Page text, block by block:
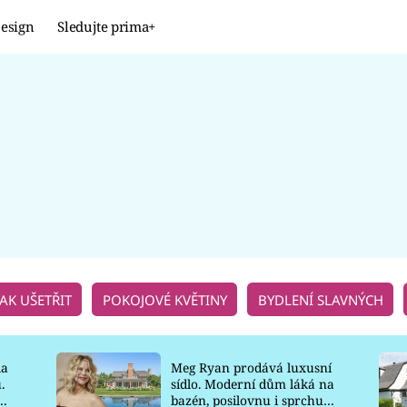
Sledujte prima+
UŠETŘIT POKOJOVÉ KVĚTINY BYDLENÍ SLAVNÝCH
Meg Ryan prodává luxusní
sídlo. Moderní dům láká na
bazén, posilovnu i sprchu